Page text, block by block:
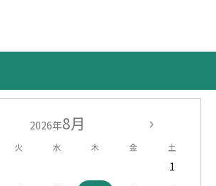
2026年8月
火 水 木 金 土
1